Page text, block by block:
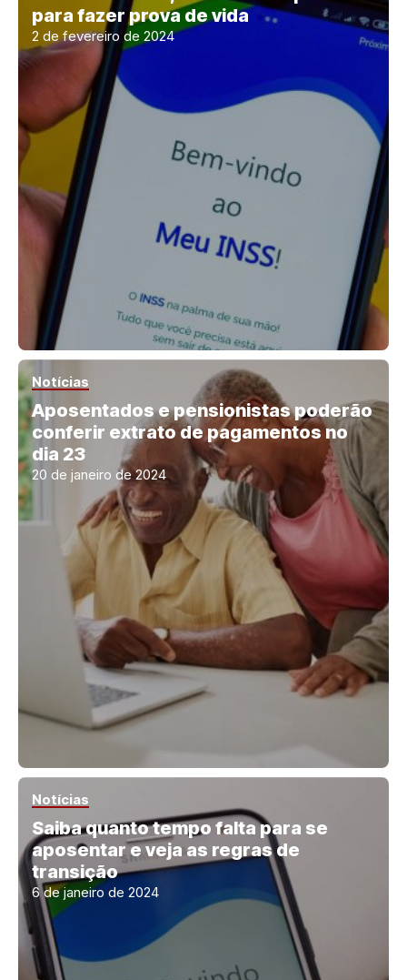
para fazer prova de vida
2 de fevereiro de 2024
Notícias
Aposentados e pensionistas poderão
conferir extrato de pagamentos no
dia 23
20 de janeiro de 2024
Notícias
Saiba quanto tempo falta para se
aposentar e veja as regras de
transição
6 de janeiro de 2024